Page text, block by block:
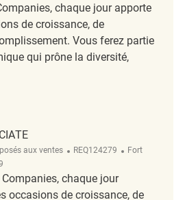
chaque jour apporte
de croissance, de
Vous ferez partie
qui prône la diversité,
Associate REQ142597
aux ventes ReqId
REQ124279 Emplacement
Fort
chaque jour
occasions de croissance, de